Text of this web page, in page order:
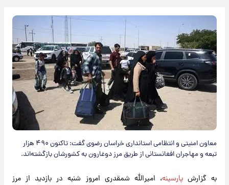
معاون امنیتی و انتظامی استانداری خراسان رضوی گفت: تاکنون ۴۹۰ هزار
تبعه و مهاجران افغانستانی از طریق مرز دوغارون به کشورشان بازگشته‌اند.
به گزارشپارسینه، امیرالله شمقدری امروز شنبه در بازدید از مرز